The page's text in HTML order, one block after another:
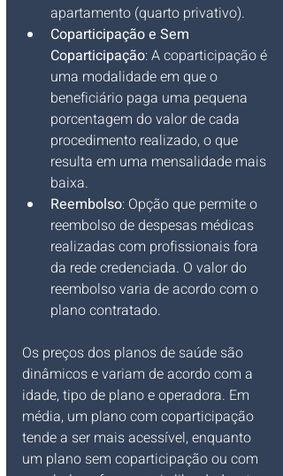
apartamento (quarto privativo).
Coparticipação e Sem
Coparticipação: A coparticipação é
uma modalidade em que o
beneficiário paga uma pequena
porcentagem do valor de cada
procedimento realizado, o que
resulta em uma mensalidade mais
baixa.
Reembolso: Opção que permite o
reembolso de despesas médicas
realizadas com profissionais fora
da rede credenciada. O valor do
reembolso varia de acordo com o
plano contratado.
Os preços dos planos de saúde são
dinâmicos e variam de acordo com a
idade, tipo de plano e operadora. Em
média, um plano com coparticipação
tende a ser mais acessível, enquanto
um plano sem coparticipação ou com